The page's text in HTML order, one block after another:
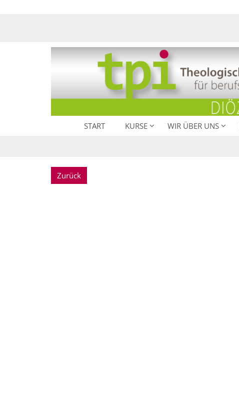
START KURSE WIR ÜBER UNS
Zurück